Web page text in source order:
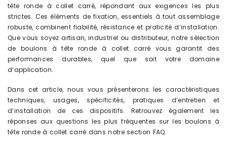
tête ronde à collet carré, répondant aux exigences les plus
strictes. Ces éléments de fixation, essentiels à tout assemblage
robuste, combinent fiabilité, résistance et praticité d’installation.
Que vous soyez artisan, industriel ou distributeur, notre sélection
de boulons à tête ronde à collet carré vous garantit des
performances durables, quel que soit votre domaine
d’application.
Dans cet article, nous vous présenterons les caractéristiques
techniques, usages, spécificités, pratiques d’entretien et
d’installation de ces dispositifs. Retrouvez également les
réponses aux questions les plus fréquentes sur les boulons à
tête ronde à collet carré dans notre section FAQ.